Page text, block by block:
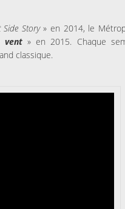
Side Story» en 2014, le
vent» en 2015. Chaque
classique.